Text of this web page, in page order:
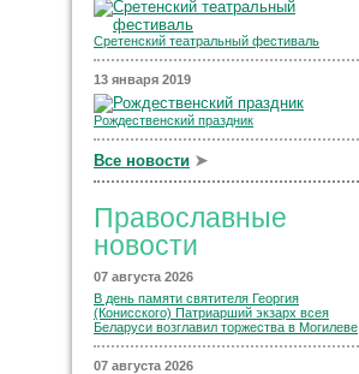
Сретенский театральный фестиваль
13 января 2019
Рождественский праздник
Все новости ➤
Православные
новости
07 августа 2026
В день памяти святителя Георгия
(Конисского) Патриарший экзарх всея
Беларуси возглавил торжества в Могилеве
07 августа 2026